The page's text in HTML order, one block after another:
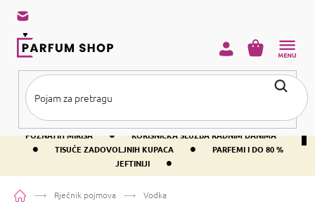
sadržaj
BESPLATNA DOSTAVA IZNAD PRIBLIŽNO 37 € •
400+ SVJETSKI
POZNATIH MIRISA
• KORISNIČKA SLUŽBA RADNIM DANIMA
• TISUĆE ZADOVOLJNIH KUPACA •
PARFEMI I DO 80 %
JEFTINIJI
•
KOŠARICA
PočetnaRječnik pojmova Vodka